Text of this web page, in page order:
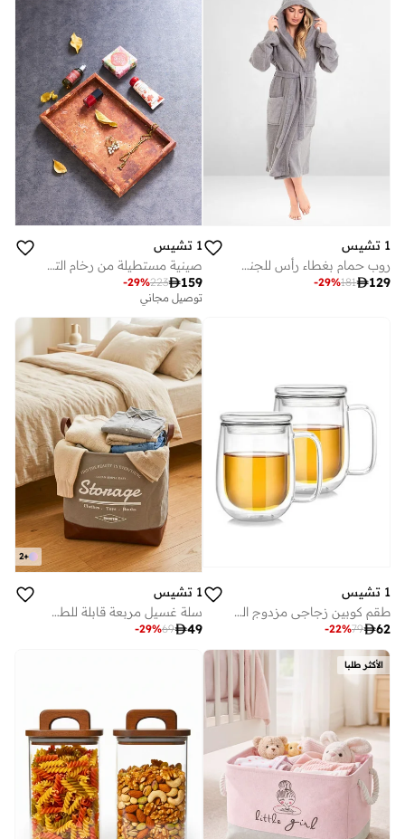
1 تشيس
روب حمام بغطاء رأس للجنسين رمادي قطن فاخر فائق الامتصاص للبالغين بأسلوب سبا وفندق
129
181
-29%
1 تشيس
صينية مستطيلة من رخام الترافرتين بلون بورغندي، صينية حمام من الحجر الطبيعي، منظم للمجوهرات والعطور، صينية مزخرفة لسطح الطاولة
159
223
-29%
توصيل مجاني
1 تشيس
طقم كوبين زجاجي مزدوج الجدار للقهوة بمقبض وغطاء زجاجي، مل
62
79
-22%
+
2
1 تشيس
سلة غسيل مربعة قابلة للطي سعة 40 لتر بقاعدة جلدية (رمادي/بني)
49
69
-29%
الأكثر طلبا